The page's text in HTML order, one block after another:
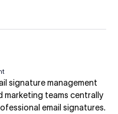
signature management
marketing teams centrally
email signatures.